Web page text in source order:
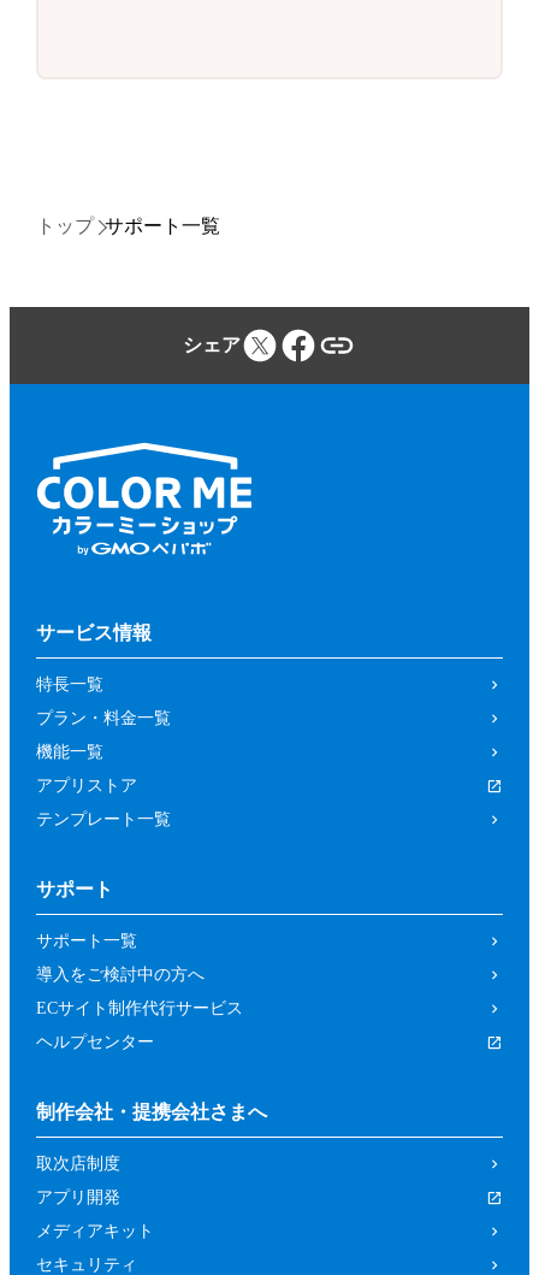
トップ サポート一覧
シェア
サービス情報
特長一覧
プラン・料金一覧
機能一覧
アプリストア
テンプレート一覧
サポート
サポート一覧
導入をご検討中の方へ
ECサイト制作代行サービス
ヘルプセンター
制作会社・提携会社さまへ
取次店制度
アプリ開発
メディアキット
セキュリティ